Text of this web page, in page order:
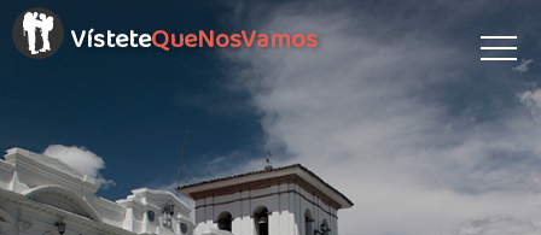
VísteteQueNosVamos